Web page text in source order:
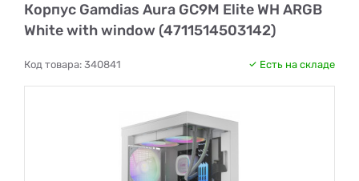
Корпус Gamdias Aura GC9M Elite WH ARGB
White with window (4711514503142)
Код товара: 340841 Есть на складе